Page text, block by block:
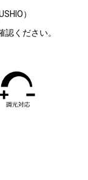
）
ください。